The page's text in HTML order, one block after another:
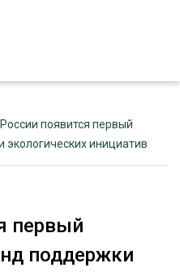
появится первый
инициатив
первый
поддержки